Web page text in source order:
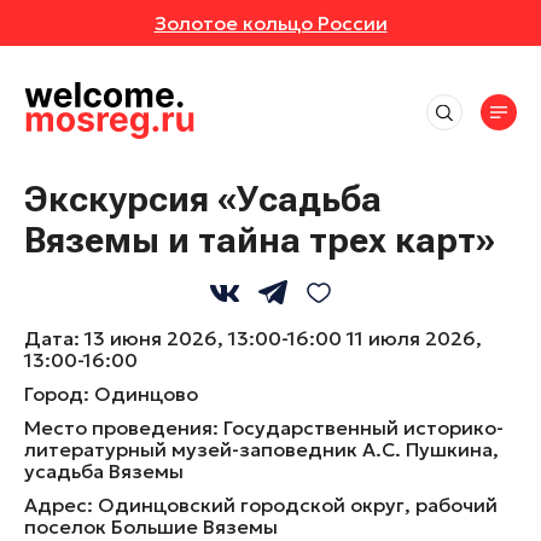
Золотое кольцо России
Места
Отели
Рестораны
Природа и животные
Отдохнуть и выспаться
Рыбалка
Фермы
Глэмпинги
Парки
Экскурсионные маршруты
Народные художественные промыслы
Москва + Подмосковье: два ритма
идеального путешествия
Автомобильные маршруты
События
Выставки
Фестивали
Концерты
Экскурсии
Мастер-классы
Спектакли
Новости
Музеи
Гиды
Туроператоры
КЛАССЫ
ПРОФИЛЯ
Экскурсия «Усадьба
Вяземы и тайна трех карт»
Дата:13 июня 2026, 13:00-16:00 11 июля 2026,
13:00-16:00
Город: Одинцово
Место проведения: Государственный историко-
литературный музей-заповедник А.С. Пушкина,
усадьба Вяземы
Адрес: Одинцовский городской округ, рабочий
поселок Большие Вяземы